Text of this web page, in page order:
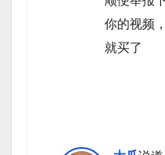
你的视频
就买了